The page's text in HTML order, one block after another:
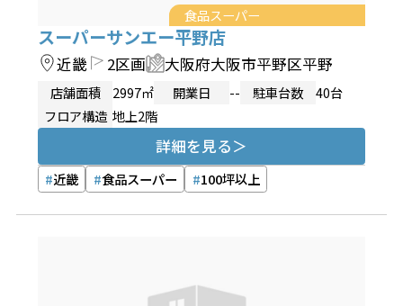
食品スーパー
スーパーサンエー平野店
近畿 2区画 大阪府大阪市平野区平野
店舗面積 2997㎡ 開業日 -- 駐車台数
40台
フロア構造 地上2階
詳細を見る
近畿 食品スーパー 100坪以上